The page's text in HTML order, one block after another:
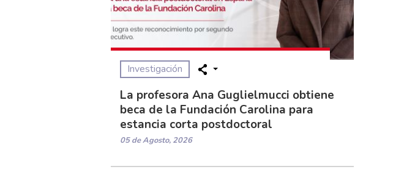
Investigación
La profesora Ana Guglielmucci obtiene
beca de la Fundación Carolina para
estancia corta postdoctoral
05 de Agosto, 2026